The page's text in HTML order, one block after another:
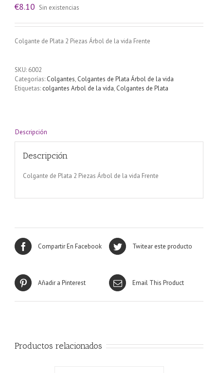
€8.10 Sin existencias
Colgante de Plata 2 Piezas Árbol de la vida Frente
SKU: 6002
Categorías: Colgantes, Colgantes de Plata Árbol de la vida
Etiquetas: colgantes Arbol de la vida, Colgantes de Plata
Descripción
Descripción
Colgante de Plata 2 Piezas Árbol de la vida Frente
Compartir En Facebook Twitear este producto
Añadir a Pinterest Email This Product
Productos relacionados